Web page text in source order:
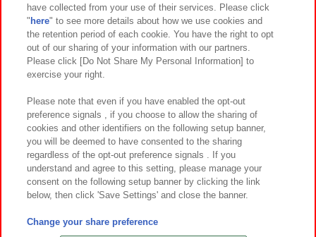
関連会社 サステナビリティ サイトポリシー
プライバシーポリシー ウェブアクセシビリティ方針と検証結果
お取引先さまとともに
カスタマーハラスメント対応方針 よくあるご質問・お問い合わせ
©Bandai Namco Amusement Inc.
©Bandai Namco Amusement Lab Inc.
have collected from your use of their services. Please click
" here" to see more details about how we use cookies and
the retention period of each cookie. You have the right to opt
out of our sharing of your information with our partners.
Please click [Do Not Share My Personal Information] to
exercise your right.
Please note that even if you have enabled the opt-out
preference signals , if you choose to allow the sharing of
cookies and other identifiers on the following setup banner,
you will be deemed to have consented to the sharing
regardless of the opt-out preference signals . If you
understand and agree to this setting, please manage your
consent on the following setup banner by clicking the link
below, then click 'Save Settings' and close the banner.
Change your share preference